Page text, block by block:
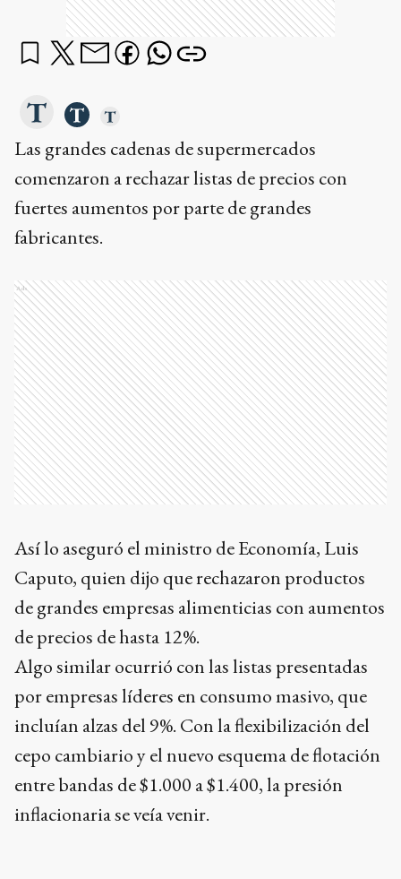
Las grandes cadenas de supermercados
comenzaron a rechazar listas de precios con
fuertes aumentos por parte de grandes
fabricantes.
Ads
Así lo aseguró el ministro de Economía, Luis
Caputo, quien dijo que rechazaron productos
de grandes empresas alimenticias con aumentos
de precios de hasta 12%.
Algo similar ocurrió con las listas presentadas
por empresas líderes en consumo masivo, que
incluían alzas del 9%. Con la flexibilización del
cepo cambiario y el nuevo esquema de flotación
entre bandas de $1.000 a $1.400, la presión
inflacionaria se veía venir.